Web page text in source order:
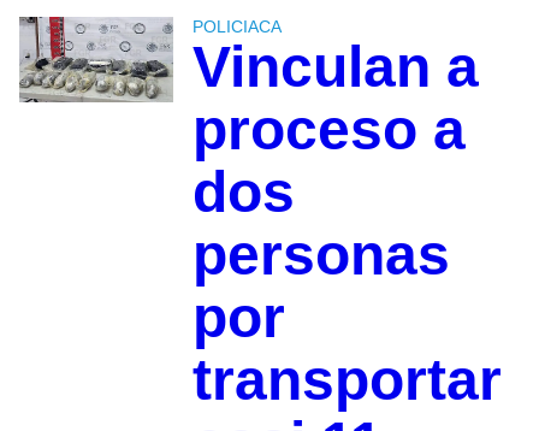
POLICIACA
Vinculan a
proceso a
dos
personas
por
transportar